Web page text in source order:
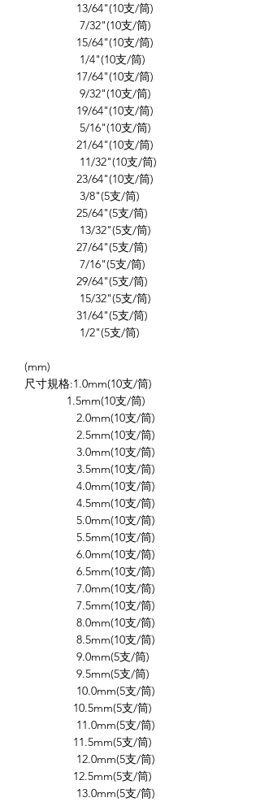
13/64"(10支/筒)
7/32"(10支/筒)
15/64"(10支/筒)
1/4"(10支/筒)
17/64"(10支/筒)
9/32"(10支/筒)
19/64"(10支/筒)
5/16"(10支/筒)
21/64"(10支/筒)
11/32"(10支/筒)
23/64"(10支/筒)
3/8"(5支/筒)
25/64"(5支/筒)
13/32"(5支/筒)
27/64"(5支/筒)
7/16"(5支/筒)
29/64"(5支/筒)
15/32"(5支/筒)
31/64"(5支/筒)
1/2"(5支/筒)
(mm)
尺寸規格:1.0mm(10支/筒)
1.5mm(10支/筒)
2.0mm(10支/筒)
2.5mm(10支/筒)
3.0mm(10支/筒)
3.5mm(10支/筒)
4.0mm(10支/筒)
4.5mm(10支/筒)
5.0mm(10支/筒)
5.5mm(10支/筒)
6.0mm(10支/筒)
6.5mm(10支/筒)
7.0mm(10支/筒)
7.5mm(10支/筒)
8.0mm(10支/筒)
8.5mm(10支/筒)
9.0mm(5支/筒)
9.5mm(5支/筒)
10.0mm(5支/筒)
10.5mm(5支/筒)
11.0mm(5支/筒)
11.5mm(5支/筒)
12.0mm(5支/筒)
12.5mm(5支/筒)
13.0mm(5支/筒)